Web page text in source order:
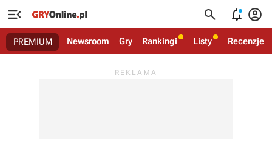
   
PREMIUM Newsroom Gry Rankingi Listy Recenzje